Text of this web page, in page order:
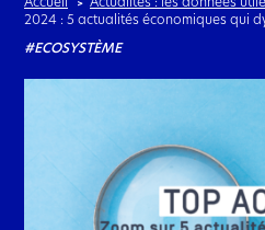
2024 : 5 actualités économiques qui
#ECOSYSTÈME